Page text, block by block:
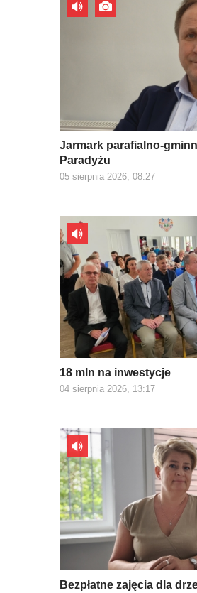
Jarmark parafialno-
Paradyżu
05 sierpnia 2026, 08:27
18 mln na inwestycje
04 sierpnia 2026, 13:17
Bezpłatne zajęcia dla